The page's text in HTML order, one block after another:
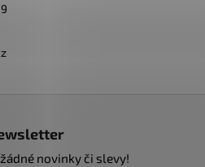
novinky či slevy!